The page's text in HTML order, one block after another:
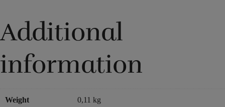
Additional
information
Weight 0,11 kg